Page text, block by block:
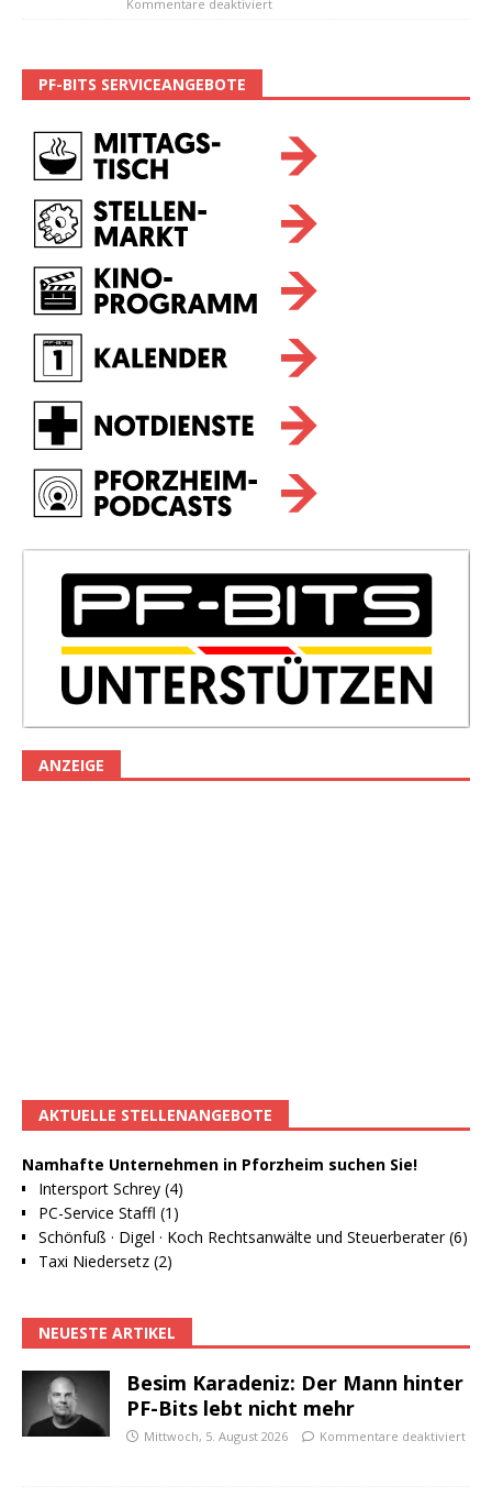
Kommentare deaktiviert
PF-BITS SERVICEANGEBOTE
ANZEIGE
AKTUELLE STELLENANGEBOTE
Namhafte Unternehmen in Pforzheim suchen Sie!
Intersport Schrey (4)
PC-Service Staffl (1)
Schönfuß · Digel · Koch Rechtsanwälte und Steuerberater (6)
Taxi Niedersetz (2)
NEUESTE ARTIKEL
Besim Karadeniz: Der Mann hinter
PF-Bits lebt nicht mehr
Mittwoch, 5. August 2026 Kommentare deaktiviert